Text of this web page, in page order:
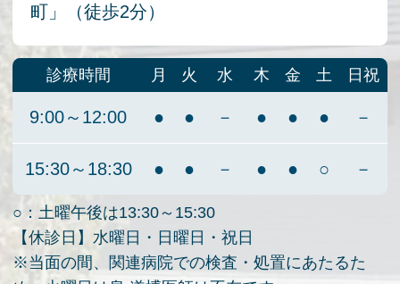
町」（徒歩2分）
診療時間 月 火 水 木 金 土 日祝
9:00～12:00 ● ● － ● ● ● －
15:30～18:30 ● ● － ● ● ○ －
○：土曜午後は13:30～15:30
【休診日】水曜日・日曜日・祝日
※当面の間、関連病院での検査・処置にあたるた